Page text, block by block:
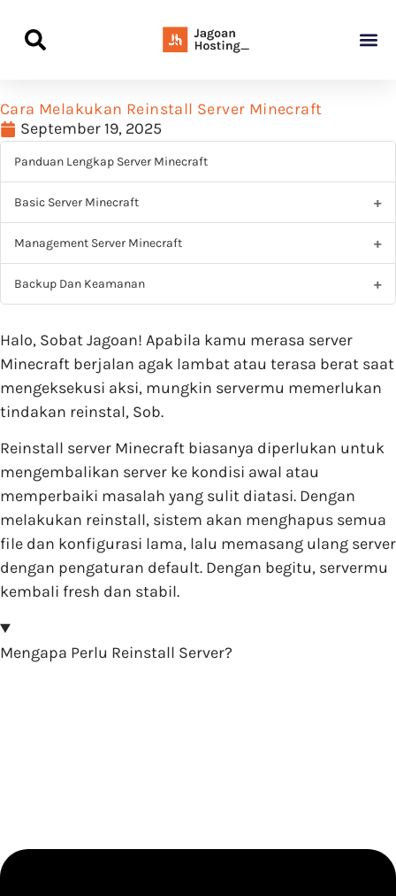
Cara Melakukan Reinstall Server Minecraft
September 19, 2025
Panduan Lengkap Server Minecraft
Basic Server Minecraft
Management Server Minecraft
Backup Dan Keamanan
Halo, Sobat Jagoan! Apabila kamu merasa server
Minecraft berjalan agak lambat atau terasa berat saat
mengeksekusi aksi, mungkin servermu memerlukan
tindakan reinstal, Sob.
Reinstall server Minecraft biasanya diperlukan untuk
mengembalikan server ke kondisi awal atau
memperbaiki masalah yang sulit diatasi. Dengan
melakukan reinstall, sistem akan menghapus semua
file dan konfigurasi lama, lalu memasang ulang server
dengan pengaturan default. Dengan begitu, servermu
kembali fresh dan stabil.
Mengapa Perlu Reinstall Server?